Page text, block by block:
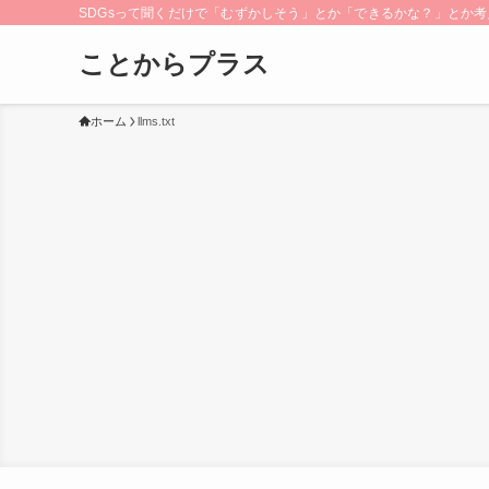
SDGsって聞くだけで「むずかしそう」とか「できるかな？」とか
ことからプラス
ホーム llms.txt